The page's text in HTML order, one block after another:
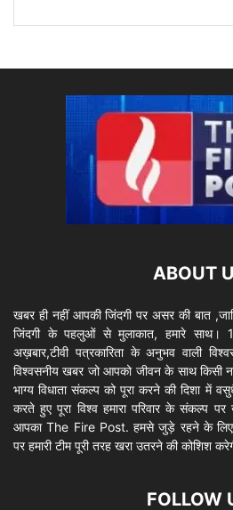
ABOUT
खबर ही नहीं आपकी जिंदगी पर असर की बात
जिंदगी के पहलुओं से मुलाकात, हमारे
अख़बार,टीवी पत्रकारिता के अनुभव वाली
विश्वसनीय खबर जो आपको जीवन के साथ किसी
भाग्य विधाता संकल्प को पूरा करने की दिशा
करते हुए पूरा विश्व हमारा परिवार के संकल्प
आपका The Fire Post. हमसे जुड़े रहने के लिए
पर हमारी टीम पूरी तरह खरा उतरने की कोशिश
FOLLOW